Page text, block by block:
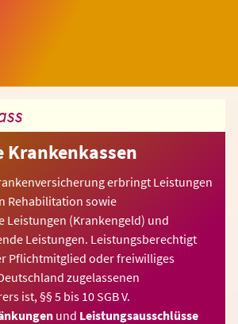
Krankenkassen
erbringt Leistungen
Rehabilitation sowie
Leistungen (Krankengeld) und
Leistungen. Leistungsberechtigt
Pflichtmitglied oder freiwilliges
zugelassenen
ist, §§ 5 bis 10 SGB V.
und Leistungsausschlüsse